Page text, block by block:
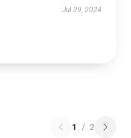
Jul 29, 2024
1 / 2